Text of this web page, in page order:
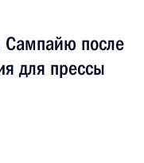
после
для прессы